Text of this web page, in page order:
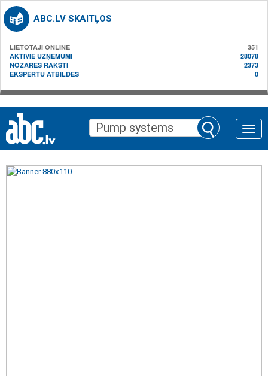
ABC.LV SKAITĻOS
LIETOTĀJI ONLINE
351
AKTĪVIE UZŅĒMUMI
28078
NOZARES RAKSTI
2373
EKSPERTU ATBILDES
0
Toggle